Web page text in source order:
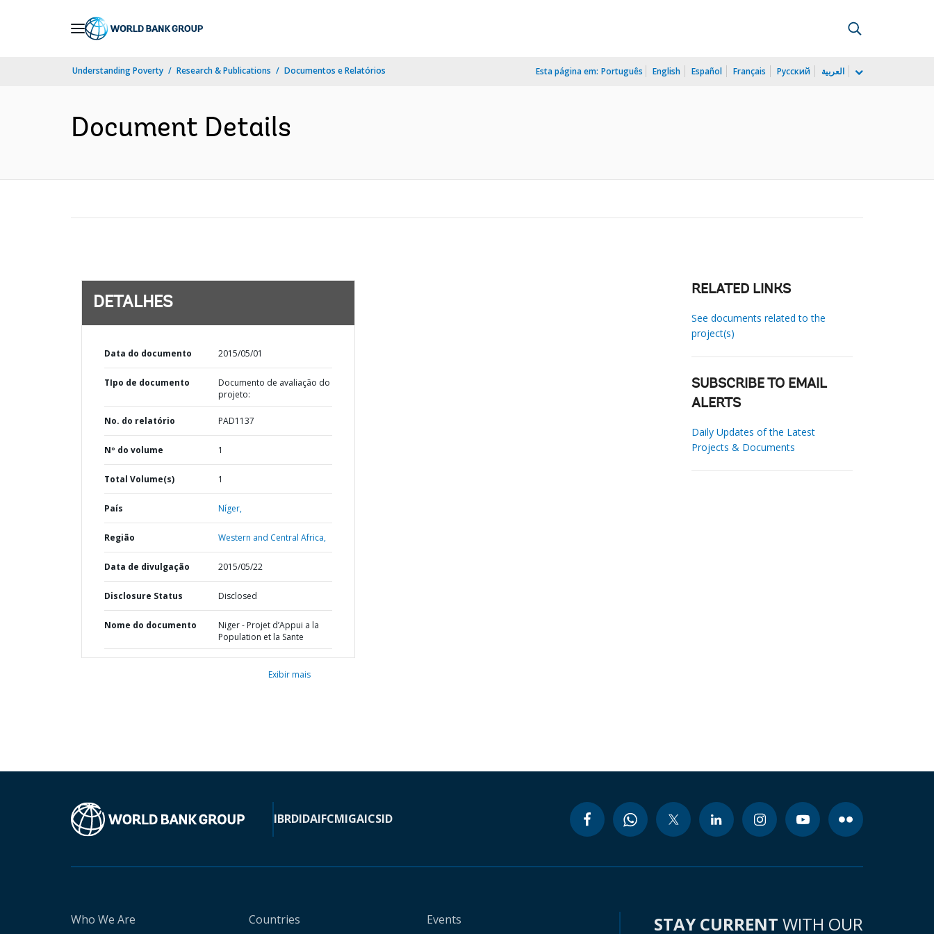
Understanding Poverty Research & Publications Documentos e Relatórios Esta página em: Português English Español Français Русский العربية
Document Details
DETALHES
Data do documento 2015/05/01
TIpo de documento
Documento de avaliação do
projeto:
No. do relatório PAD1137
Nº do volume 1
Total Volume(s) 1
País Níger,
Região Western and Central Africa,
Data de divulgação 2015/05/22
Disclosure Status Disclosed
Nome do documento
Niger - Projet d’Appui a la
Population et la Sante
Exibir mais
RELATED LINKS
See documents related to the
project(s)
SUBSCRIBE TO EMAIL
ALERTS
Daily Updates of the Latest
Projects & Documents
IBRDIDAIFCMIGAICSID
Who We Are Countries Events STAY CURRENT WITH OUR